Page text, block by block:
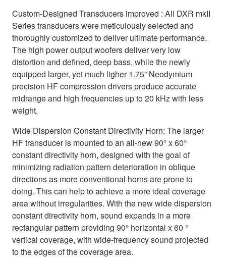
Custom-Designed Transducers improved : All DXR mkII
Series transducers were meticulously selected and
thoroughly customized to deliver ultimate performance.
The high power output woofers deliver very low
distortion and defined, deep bass, while the newly
equipped larger, yet much ligher 1.75” Neodymium
precision HF compression drivers produce accurate
midrange and high frequencies up to 20 kHz with less
weight.
Wide Dispersion Constant Directivity Horn: The larger
HF transducer is mounted to an all-new 90° x 60°
constant directivity horn, designed with the goal of
minimizing radiation pattern deterioration in oblique
directions as more conventional horns are prone to
doing. This can help to achieve a more ideal coverage
area without irregularities. With the new wide dispersion
constant directivity horn, sound expands in a more
rectangular pattern providing 90° horizontal x 60 °
vertical coverage, with wide-frequency sound projected
to the edges of the coverage area.